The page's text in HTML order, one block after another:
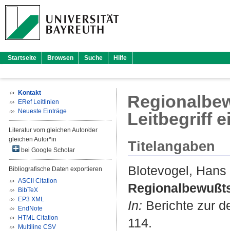
Startseite Browsen Suche Hilfe
Kontakt
ERef Leitlinien
Neueste Einträge
Literatur vom gleichen Autor/der
gleichen Autor*in
bei Google Scholar
Bibliografische Daten exportieren
ASCII Citation
BibTeX
EP3 XML
EndNote
HTML Citation
Multiline CSV
Leitbegriff
Titelangaben
Blotevogel, Hans
In: Berichte zur
114.